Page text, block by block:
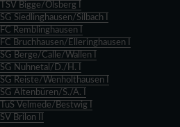
TSV Bigge/Olsberg I
SG Siedlinghausen/Silbach I
FC Remblinghausen I
FC Bruchhausen/Elleringhausen I
SG Berge/Calle/Wallen I
SG Nuhnetal/D./H. I
SG Reiste/Wenholthausen I
SG Altenbüren/S./A. I
TuS Velmede/Bestwig I
SV Brilon II